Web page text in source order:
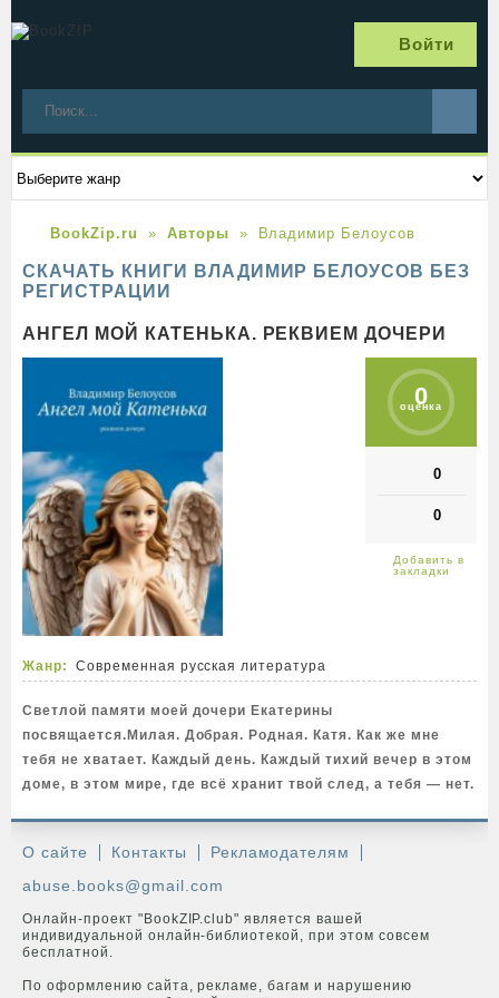
Войти
BookZip.ru Авторы Владимир Белоусов
СКАЧАТЬ КНИГИ ВЛАДИМИР БЕЛОУСОВ БЕЗ
РЕГИСТРАЦИИ
АНГЕЛ МОЙ КАТЕНЬКА. РЕКВИЕМ ДОЧЕРИ
0
оценка
0
0
Жанр: Современная русская литература
Светлой памяти моей дочери Екатерины
посвящается.Милая. Добрая. Родная. Катя. Как же мне
тебя не хватает. Каждый день. Каждый тихий вечер в этом
доме, в этом мире, где всё хранит твой след, а тебя — нет.
О сайте Контакты
Рекламодателям
abuse.books@gmail.com
Онлайн-проект "BookZIP.club" является вашей
индивидуальной онлайн-библиотекой, при этом совсем
бесплатной.
По оформлению сайта, рекламе, багам и нарушению